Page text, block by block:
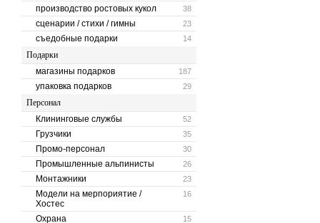
38
производство ростовых кукол
23
сценарии / стихи / гимны
14
съедобные подарки
Подарки
187
магазины подарков
29
упаковка подарков
Персонал
52
Клининговые службы
35
Грузчики
30
Промо-персонал
26
Промышленные альпинисты
23
Монтажники
16
Модели на мерпориятие /
Хостес
15
Охрана